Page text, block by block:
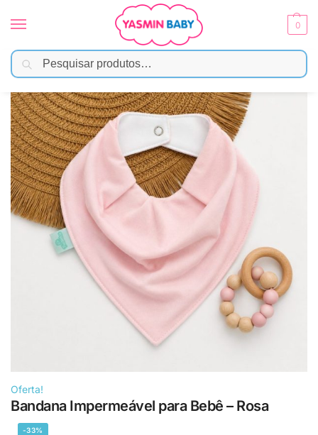
0
Início Moda Bebê / Babador/Bandana
Oferta!
Bandana Impermeável para Bebê – Rosa
-33%